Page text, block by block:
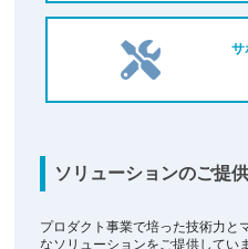
サ
ソリューションのご提
プロダクト事業で培った技術力と
なソリューションをご提供してい